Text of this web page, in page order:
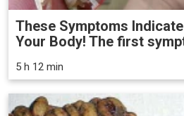
These Symptoms
Your Body! The first
5 h 12 min